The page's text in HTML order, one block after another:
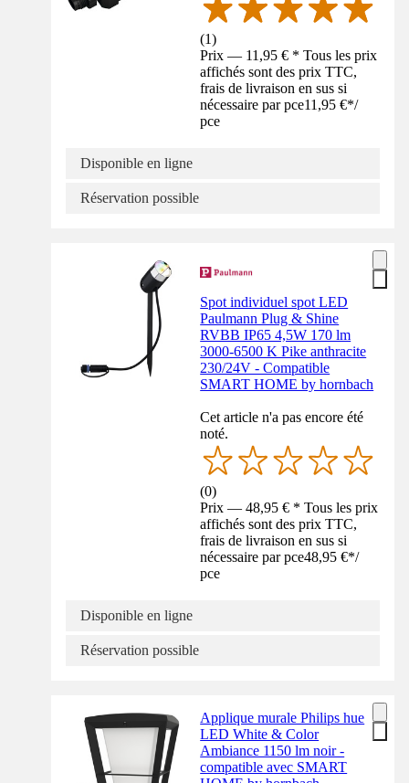
(1)
Prix — 11,95 € * Tous les prix
affichés sont des prix TTC,
frais de livraison en sus si
nécessaire par pce11,95 €*/
pce
Disponible en ligne
Réservation possible
Spot individuel spot LED
Paulmann Plug & Shine
RVBB IP65 4,5W 170 lm
3000-6500 K Pike anthracite
230/24V - Compatible
SMART HOME by hornbach
Cet article n'a pas encore été
noté.
(0)
Prix — 48,95 € * Tous les prix
affichés sont des prix TTC,
frais de livraison en sus si
nécessaire par pce48,95 €*/
pce
Disponible en ligne
Réservation possible
Applique murale Philips hue
LED White & Color
Ambiance 1150 lm noir -
compatible avec SMART